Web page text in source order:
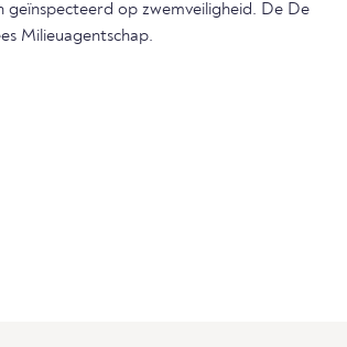
op zwemveiligheid. De De
Milieuagentschap.